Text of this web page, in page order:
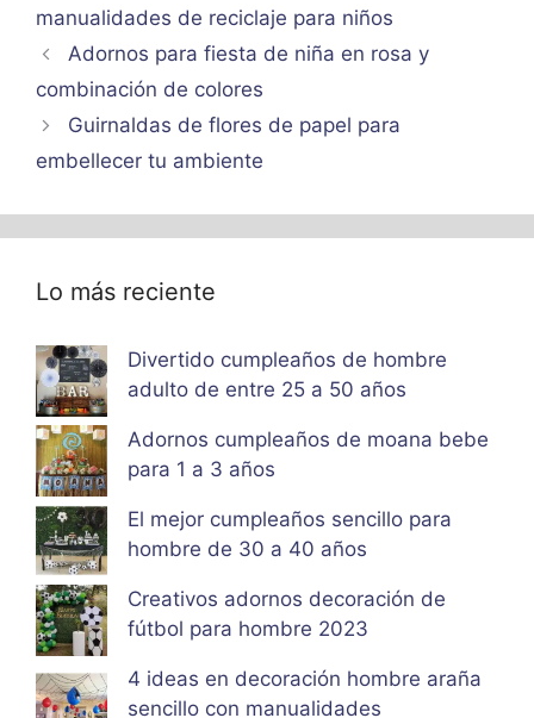
manualidades de reciclaje para niños
Adornos para fiesta de niña en rosa y
combinación de colores
Guirnaldas de flores de papel para
embellecer tu ambiente
Lo más reciente
Divertido cumpleaños de hombre
adulto de entre 25 a 50 años
Adornos cumpleaños de moana bebe
para 1 a 3 años
El mejor cumpleaños sencillo para
hombre de 30 a 40 años
Creativos adornos decoración de
fútbol para hombre 2023
4 ideas en decoración hombre araña
sencillo con manualidades